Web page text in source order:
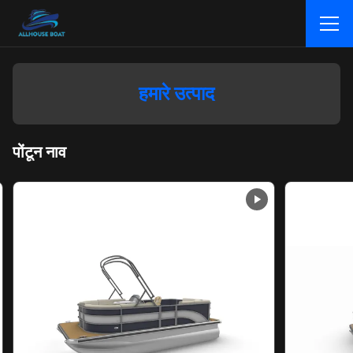
हमारे उत्पाद
पोंटून नाव